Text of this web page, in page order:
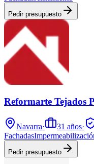
Pedir presupuesto
Reformarte Tejados
Navarra· 31 años·
Fachadas
Pedir presupuesto